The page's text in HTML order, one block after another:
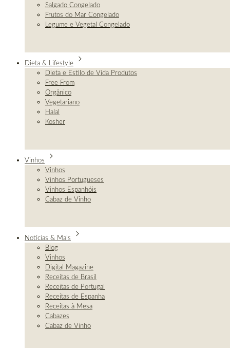
Salgado Congelado
Frutos do Mar Congelado
Legume e Vegetal Congelado
Dieta & Lifestyle
Dieta e Estilo de Vida Produtos
Free From
Orgânico
Vegetariano
Halal
Kosher
Vinhos
Vinhos
Vinhos Portugueses
Vinhos Espanhóis
Cabaz de Vinho
Notícias & Mais
Blog
Vinhos
Digital Magazine
Receitas de Brasil
Receitas de Portugal
Receitas de Espanha
Receitas à Mesa
Cabazes
Cabaz de Vinho